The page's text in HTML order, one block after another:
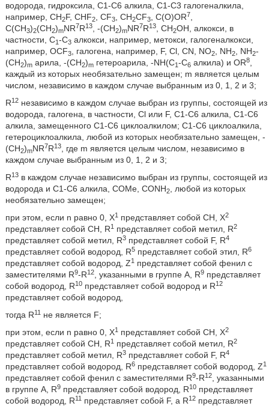
водорода, гидроксила, С1-С6 алкила, С1-С3 галогеналкила,
например, CH2F, CHF2, CF3, CH2CF3, C(O)OR7
C(CH3)2(CH2)mNR7R13, -(CH2)mNR7R13, CH2OH, алкокси, в
частности, С1-С3алкокси, например, метокси, галогеналкокси,
например, OCF3, галогена, например, F, Cl, CN, NO2, NH2, NH2-
(CH2)mарила, -(CH2)mгетероарила, -NH(C1-C6алкила) и OR8,
каждый из которых необязательно замещен; m является целым
числом, независимо в каждом случае выбранным из 0, 1, 2 и 3;
R12независимо в каждом случае выбран из группы, состоящей из
водорода, галогена, в частности, Cl или F, С1-С6 алкила, С1-С6
алкила, замещенного С1-С6 циклоалкилом; С1-С6 циклоалкила,
гетероциклоалкила, любой из которых необязательно замещен, -
(CH2)mNR7R13, где m является целым числом, независимо в
каждом случае выбранным из 0, 1, 2 и 3;
R13в каждом случае независимо выбран из группы, состоящей из
водорода и С1-С6 алкила, СОМе, CONH2, любой из которых
необязательно замещен;
при этом, если n равно 0, X1представляет собой СН, X2
представляет собой СН, R1представляет собой метил, R2
представляет собой метил, R3представляет собой F, R4
представляет собой водород, R5представляет собой этил, R6
представляет собой водород, Z1представляет собой фенил с
заместителями R9-R12, указанными в группе A, R9представляет
собой водород, R10представляет собой водород и R12
представляет собой водород,
тогда R11не является F;
при этом, если n равно 0, X1представляет собой СН, X2
представляет собой СН, R1представляет собой метил, R2
представляет собой метил, R3представляет собой F, R4
представляет собой водород, R6представляет собой водород, Z1
представляет собой фенил с заместителями R9-R12, указанными
в группе A, R9представляет собой водород, R10представляет
собой водород, R11представляет собой F, a R12представляет